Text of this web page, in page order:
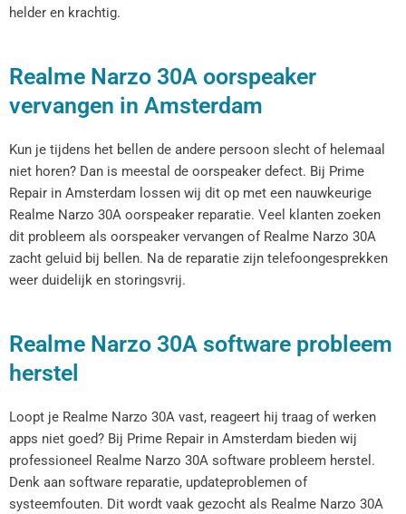
helder en krachtig.
Realme Narzo 30A oorspeaker
vervangen in Amsterdam
Kun je tijdens het bellen de andere persoon slecht of helemaal
niet horen? Dan is meestal de oorspeaker defect. Bij Prime
Repair in Amsterdam lossen wij dit op met een nauwkeurige
Realme Narzo 30A oorspeaker reparatie. Veel klanten zoeken
dit probleem als oorspeaker vervangen of Realme Narzo 30A
zacht geluid bij bellen. Na de reparatie zijn telefoongesprekken
weer duidelijk en storingsvrij.
Realme Narzo 30A software probleem
herstel
Loopt je Realme Narzo 30A vast, reageert hij traag of werken
apps niet goed? Bij Prime Repair in Amsterdam bieden wij
professioneel Realme Narzo 30A software probleem herstel.
Denk aan software reparatie, updateproblemen of
systeemfouten. Dit wordt vaak gezocht als Realme Narzo 30A